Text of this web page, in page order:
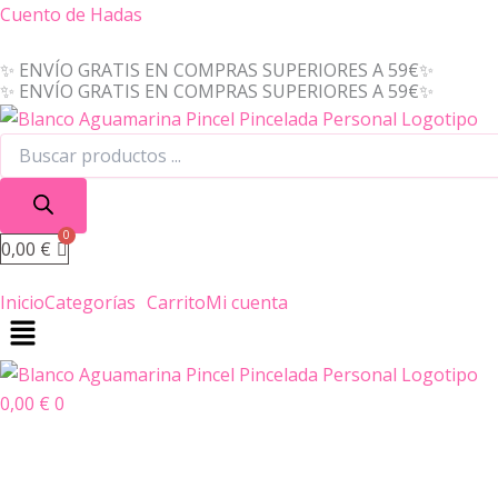
Ir
contenido
Cuento de Hadas
✨ ENVÍO GRATIS EN COMPRAS SUPERIORES A 59€✨
✨ ENVÍO GRATIS EN COMPRAS SUPERIORES A 59€✨
Búsqueda
productos
0,00 €
InicioCategorías CarritoMi cuenta
0,00 € 0
Búsqueda
productos
Colgante